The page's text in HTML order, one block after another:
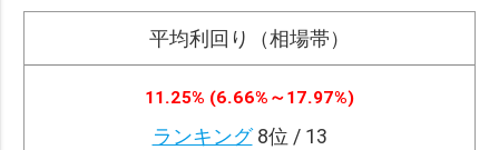
平均利回り（相場帯）
11.25% (6.66%～17.97%)
ランキング8位 / 13